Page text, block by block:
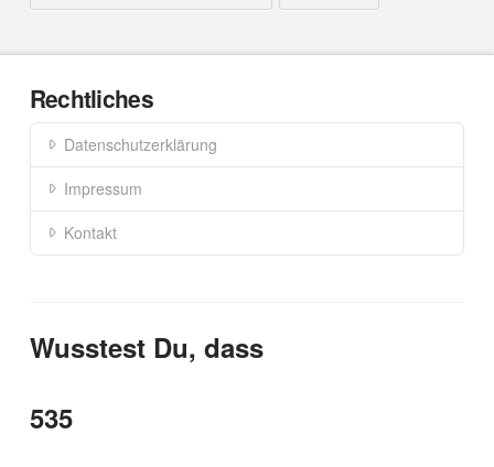
Rechtliches
Datenschutzerklärung
Impressum
Kontakt
Wusstest Du, dass
535